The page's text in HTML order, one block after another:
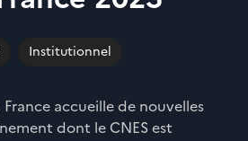
Institutionnel
France accueille de nouvelles
dont le CNES est